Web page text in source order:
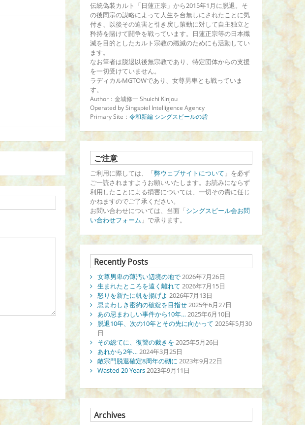
伝統偽装カルト「日蓮正宗」から2015年1月に脱退。そ
の後同宗の謀略によって人生を台無しにされたことに気
付き、以後その迫害と引き戻し策動に対して自主独立と
矜持を賭けて闘争を戦っています。日蓮正宗等の日本殲
滅を目的としたカルト宗教の殲滅のためにも活動してい
ます。
なお筆者は脱退以後無宗教であり、特定団体からの支援
を一切受けていません。
ラディカルMGTOWであり、女尊男卑とも戦っていま
す。
Author：金城修一 Shuichi Kinjou
Operated by Singspiel Intelligence Agency
Primary Site： 令和新編 シングスピールの砦
ご注意
ご利用に際しては、「弊ウェブサイトについて 」を必ず
ご一読されますようお願いいたします。お読みにならず
利用したことによる損害については、一切その責に任じ
かねますのでご了承ください。
お問い合わせについては、当面「シングスピール会お問
い合わせフォーム 」で承ります。
Recently Posts
女尊男卑の薄汚い辺境の地で 2026年7月26日
生まれたところを遠く離れて 2026年7月15日
怒りを新たに帆を揚げよ 2026年7月13日
忌まわしき密約の破綻を目指せ 2025年6月27日
あの忌まわしい事件から10年… 2025年6月10日
脱退10年、次の10年とその先に向かって 2025年5月30
日
その総てに、復讐の裁きを 2025年5月26日
あれから2年… 2024年3月25日
敵宗門脱退確定8周年の砌に 2023年9月22日
Wasted 20 Years 2023年9月11日
Archives